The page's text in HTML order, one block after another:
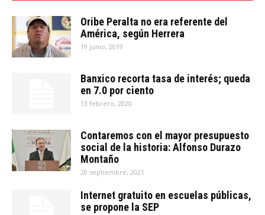
Oribe Peralta no era referente del
América, según Herrera
19 junio, 2019
Banxico recorta tasa de interés; queda
en 7.0 por ciento
13 febrero, 2020
Contaremos con el mayor presupuesto
social de la historia: Alfonso Durazo
Montaño
20 septiembre, 2021
Internet gratuito en escuelas públicas,
se propone la SEP